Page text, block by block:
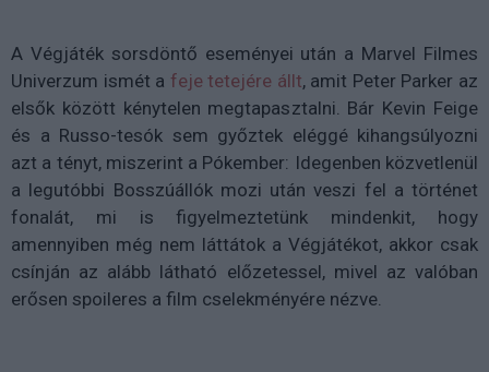
A Végjáték sorsdöntő eseményei után a Marvel Filmes
Univerzum ismét a feje tetejére állt, amit Peter Parker az
elsők között kénytelen megtapasztalni. Bár Kevin Feige
és a Russo-tesók sem győztek eléggé kihangsúlyozni
azt a tényt, miszerint a Pókember: Idegenben közvetlenül
a legutóbbi Bosszúállók mozi után veszi fel a történet
fonalát, mi is figyelmeztetünk mindenkit, hogy
amennyiben még nem láttátok a Végjátékot, akkor csak
csínján az alább látható előzetessel, mivel az valóban
erősen spoileres a film cselekményére nézve.